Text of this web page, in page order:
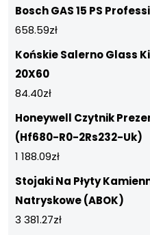
Bosch GAS 15 PS
658.59zł
Końskie Salerno Glass
20X60
84.40zł
Honeywell Czytnik
(Hf680-R0-2Rs232-Uk)
1 188.09zł
Stojaki Na Płyty
Natryskowe (ABOK)
3 381.27zł